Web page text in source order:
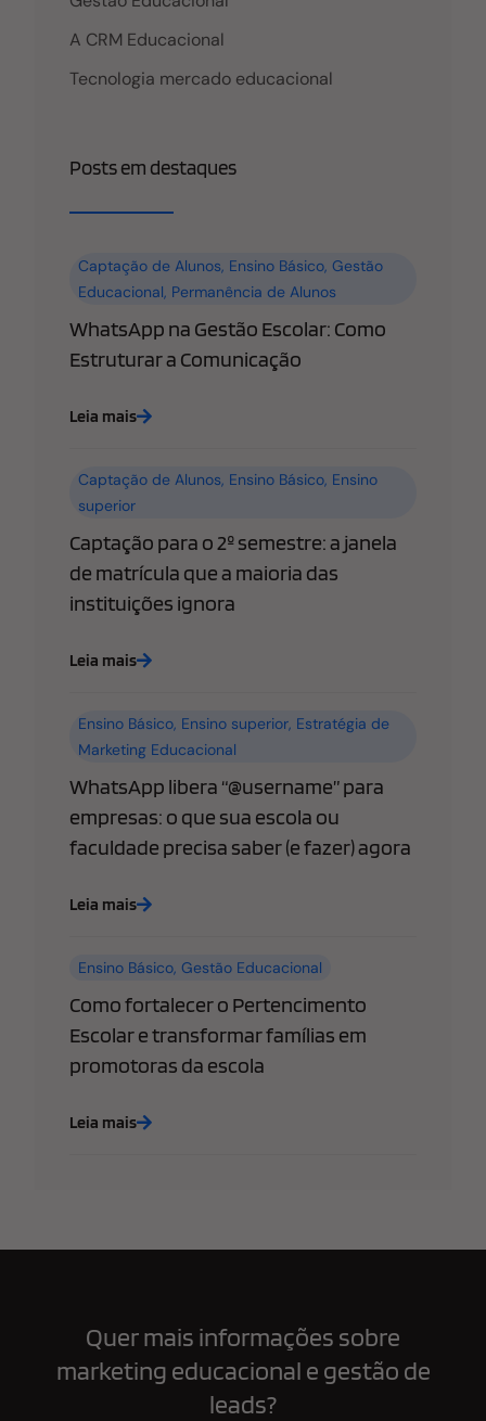
A CRM Educacional
Tecnologia mercado educacional
Posts em destaques
Captação de Alunos, Ensino Básico,Gestão
Educacional, Permanência de Alunos
WhatsApp na Gestão Escolar: Como
Estruturar a Comunicação
Leia mais
Captação de Alunos, Ensino Básico, Ensino
superior
Captação para o 2º semestre: a janela
de matrícula que a maioria das
instituições ignora
Leia mais
Ensino Básico, Ensino superior, Estratégia de
Marketing Educacional
WhatsApp libera “@username” para
empresas: o que sua escola ou
faculdade precisa saber (e fazer) agora
Leia mais
Ensino Básico,Gestão Educacional
Como fortalecer o Pertencimento
Escolar e transformar famílias em
promotoras da escola
Leia mais
Quer mais informações sobre
marketing educacional e gestão de
leads?